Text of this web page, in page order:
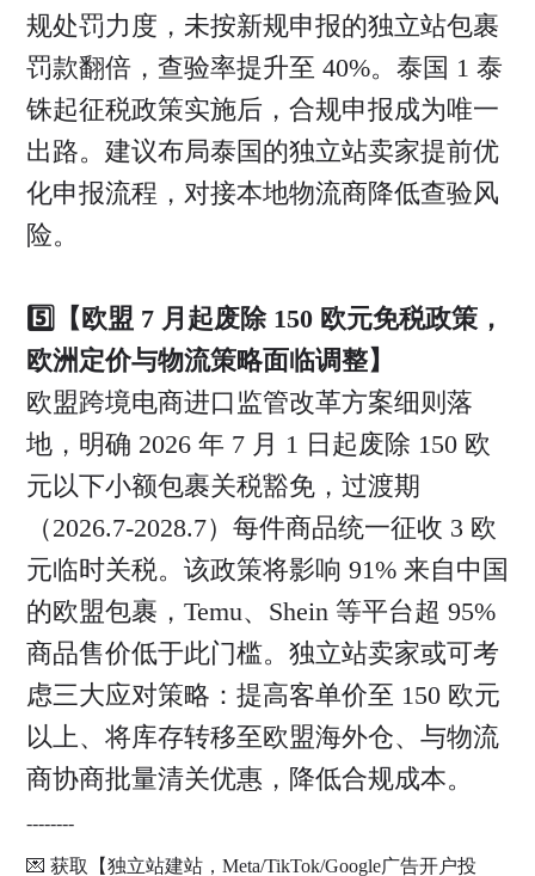
规处罚力度，未按新规申报的独立站包裹
罚款翻倍，查验率提升至 40%。泰国 1 泰
铢起征税政策实施后，合规申报成为唯一
出路。建议布局泰国的独立站卖家提前优
化申报流程，对接本地物流商降低查验风
险。
5️⃣【欧盟 7 月起废除 150 欧元免税政策，
欧洲定价与物流策略面临调整】
欧盟跨境电商进口监管改革方案细则落
地，明确 2026 年 7 月 1 日起废除 150 欧
元以下小额包裹关税豁免，过渡期
（2026.7-2028.7）每件商品统一征收 3 欧
元临时关税。该政策将影响 91% 来自中国
的欧盟包裹，Temu、Shein 等平台超 95%
商品售价低于此门槛。独立站卖家或可考
虑三大应对策略：提高客单价至 150 欧元
以上、将库存转移至欧盟海外仓、与物流
商协商批量清关优惠，降低合规成本。
--------
💌 获取【独立站建站，Meta/TikTok/Google广告开户投